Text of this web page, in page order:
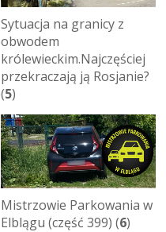
Sytuacja na granicy z
obwodem
królewieckim.Najczęściej
przekraczają ją Rosjanie?
(5)
Mistrzowie Parkowania w
Elblągu (część 399) (6)